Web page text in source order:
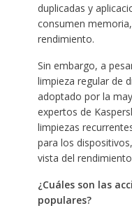
duplicadas y
consumen
rendimiento.
Sin embargo, a
limpieza regular de
adoptado por la
expertos de
limpiezas
para los
vista del
¿Cuáles son las
populares?